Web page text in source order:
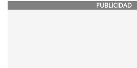
PUBLICIDAD